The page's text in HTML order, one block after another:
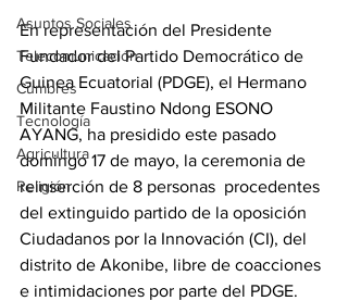
Asuntos Sociales
Telecomunicación
Cumbres
Tecnología
Agricultura
Religión
En representación del Presidente
Fundador del Partido Democrático de
Guinea Ecuatorial (PDGE), el Hermano
Militante Faustino Ndong ESONO
AYANG, ha presidido este pasado
domingo 17 de mayo, la ceremonia de
reinserción de 8 personas  procedentes
del extinguido partido de la oposición
Ciudadanos por la Innovación (CI), del
distrito de Akonibe, libre de coacciones
e intimidaciones por parte del PDGE.